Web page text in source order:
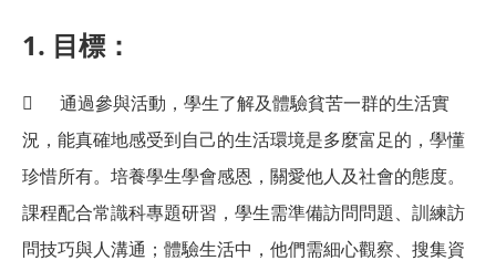
1. 目標：
 通過參與活動，學生了解及體驗貧苦一群的生活實
況，能真確地感受到自己的生活環境是多麼富足的，學懂
珍惜所有。培養學生學會感恩，關愛他人及社會的態度。
課程配合常識科專題研習，學生需準備訪問問題、訓練訪
問技巧與人溝通；體驗生活中，他們需細心觀察、搜集資